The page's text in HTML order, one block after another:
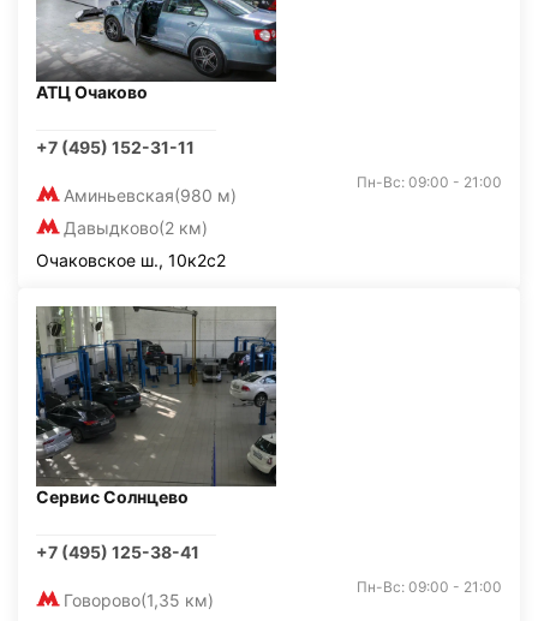
АТЦ Очаково
+7 (495) 152-31-11
Аминьевская(980 м)
Давыдково(2 км)
Пн-Вс: 09:00 - 21:00
Очаковское ш., 10к2с2
Сервис Солнцево
+7 (495) 125-38-41
Говорово(1,35 км)
Пн-Вс: 09:00 - 21:00